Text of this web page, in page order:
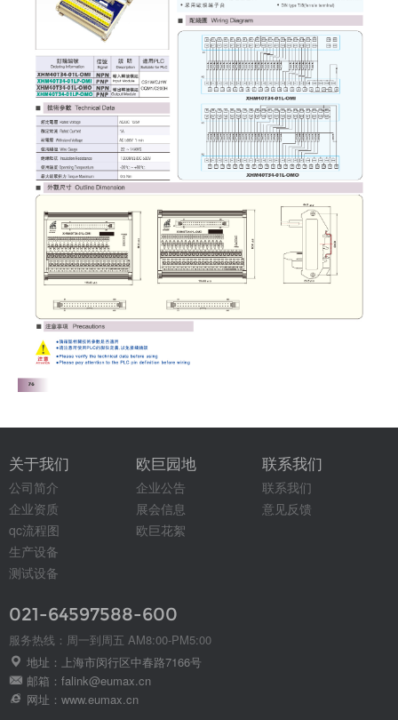
关于我们
公司简介
企业资质
qc流程图
生产设备
测试设备
欧巨园地
企业公告
展会信息
欧巨花絮
联系我们
联系我们
意见反馈
021-64597588-600
服务热线：周一到周五 AM8:00-PM5:00
地址：上海市闵行区中春路7166号
邮箱：falink@eumax.cn
网址：www.eumax.cn